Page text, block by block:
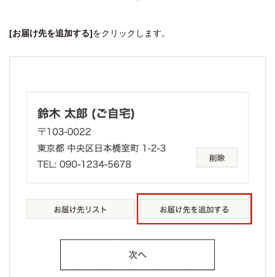
[お届け先を追加する]をクリックします。